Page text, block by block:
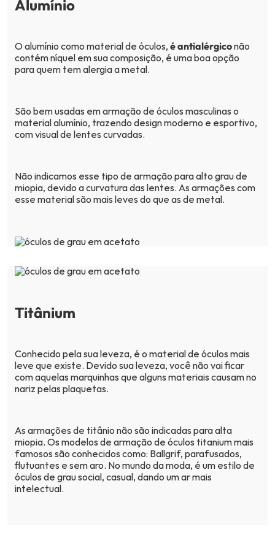
Alumínio
O alumínio como material de óculos, é antialérgiconão
contém níquel em sua composição, é uma boa opção
para quem tem alergia a metal.
São bem usadas em armação de óculos masculinas o
material alumínio, trazendo design moderno e esportivo,
com visual de lentes curvadas.
Não indicamos esse tipo de armação para alto grau de
miopia, devido a curvatura das lentes. As armações com
esse material são mais leves do que as de metal.
Titânium
Conhecido pela sua leveza, é o material de óculos mais
leve que existe. Devido sua leveza, você não vai ficar
com aquelas marquinhas que alguns materiais causam no
nariz pelas plaquetas.
As armações de titânio não são indicadas para alta
miopia. Os modelos de armação de óculos titanium mais
famosos são conhecidos como: Ballgrif, parafusados,
flutuantes e sem aro. No mundo da moda, é um estilo de
óculos de grau social, casual, dando um ar mais
intelectual.